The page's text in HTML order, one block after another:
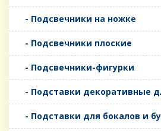
- Подсвечники на ножке
- Подсвечники плоские
- Подсвечники-фигурки
- Подставки декоративные
- Подставки для бокалов и